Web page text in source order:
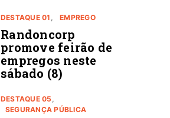
DESTAQUE 01 EMPREGO
Randoncorp
promove feirão de
empregos neste
sábado (8)
DESTAQUE 05
SEGURANÇA PÚBLICA